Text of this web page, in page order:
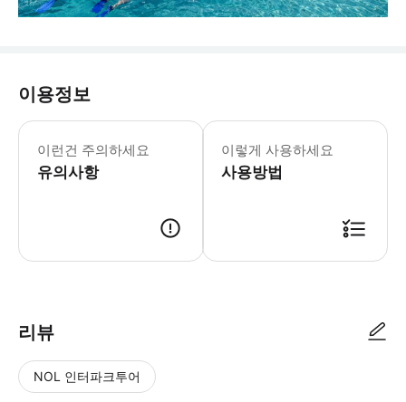
이용정보
이런건 주의하세요
유의사항
이렇게 사용하세요
사용방법
리뷰
NOL 인터파크투어